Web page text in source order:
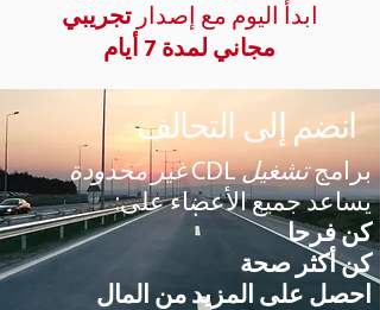
ابدأ اليوم مع إصدارتجريبي
مجاني لمدة 7 أيام
انضم إلى التحالف
برامجتشغيلCDL
غير محدودة
يساعد جميع الأعضاء على:
كن فرحا
كن أكثر صحة
احصل على المزيد من المال